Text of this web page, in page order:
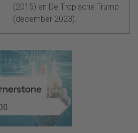
(2015) en De Tropische Trump
(december 2023).